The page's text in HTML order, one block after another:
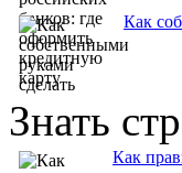
Как
Знать
Как